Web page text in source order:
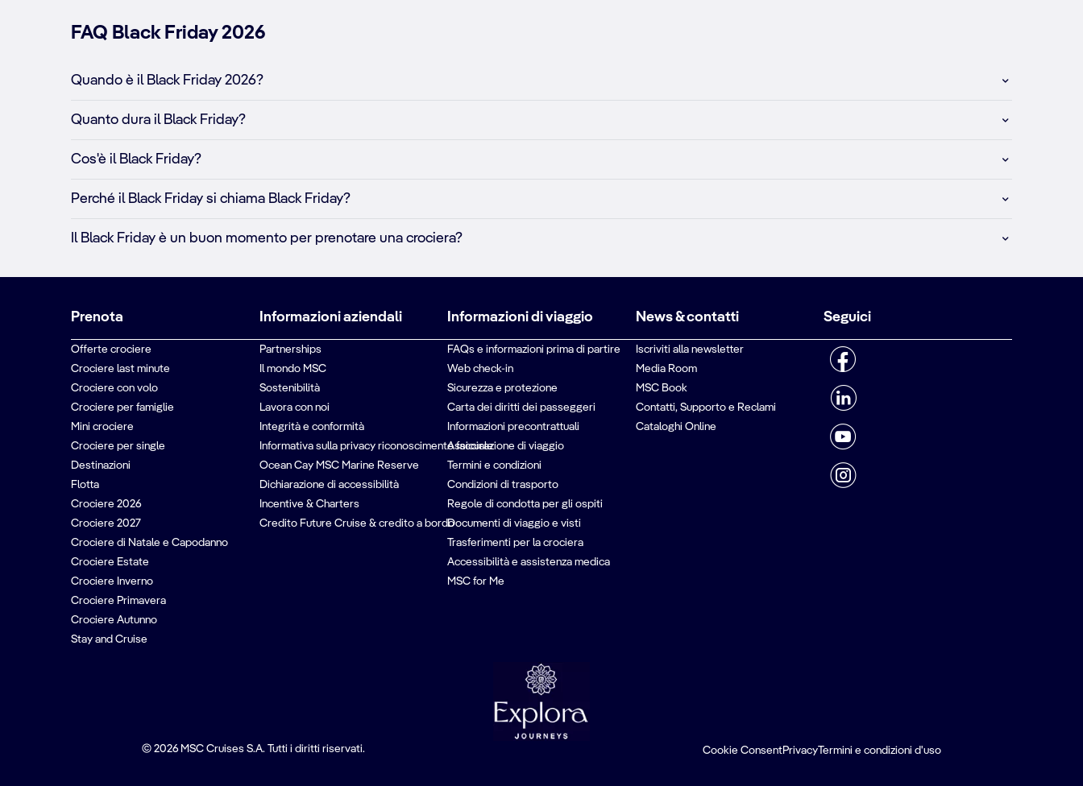
FAQ Black Friday 2026
Quando è il Black Friday 2026?
Quanto dura il Black Friday?
Cos'è il Black Friday?
Perché il Black Friday si chiama Black Friday?
Il Black Friday è un buon momento per prenotare una crociera?
Prenota
Offerte crociere
Crociere last minute
Crociere con volo
Crociere per famiglie
Mini crociere
Crociere per single
Destinazioni
Flotta
Crociere 2026
Crociere 2027
Crociere di Natale e Capodanno
Crociere Estate
Crociere Inverno
Crociere Primavera
Crociere Autunno
Stay and Cruise
Informazioni aziendali
Partnerships
Il mondo MSC
Sostenibilità
Lavora con noi
Integrità e conformità
Informativa sulla privacy riconoscimento facciale
Ocean Cay MSC Marine Reserve
Dichiarazione di accessibilità
Incentive & Charters
Credito Future Cruise & credito a bordo
Informazioni di viaggio
FAQs e informazioni prima di partire
Web check-in
Sicurezza e protezione
Carta dei diritti dei passeggeri
Informazioni precontrattuali
Assicurazione di viaggio
Termini e condizioni
Condizioni di trasporto
Regole di condotta per gli ospiti
Documenti di viaggio e visti
Trasferimenti per la crociera
Accessibilità e assistenza medica
MSC for Me
News & contatti
Iscriviti alla newsletter
Media Room
MSC Book
Contatti, Supporto e Reclami
Cataloghi Online
Seguici
© 2026 MSC Cruises S.A. Tutti i diritti riservati. Cookie ConsentPrivacyTermini e condizioni d'uso